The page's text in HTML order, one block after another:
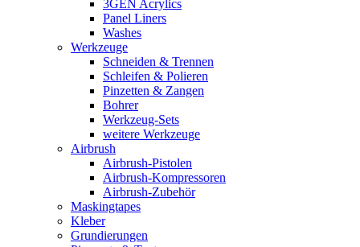
3GEN Acrylics
Panel Liners
Washes
Werkzeuge
Schneiden & Trennen
Schleifen & Polieren
Pinzetten & Zangen
Bohrer
Werkzeug-Sets
weitere Werkzeuge
Airbrush
Airbrush-Pistolen
Airbrush-Kompressoren
Airbrush-Zubehör
Maskingtapes
Kleber
Grundierungen